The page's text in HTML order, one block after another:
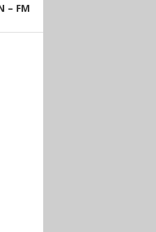
– FM94.5MHZ